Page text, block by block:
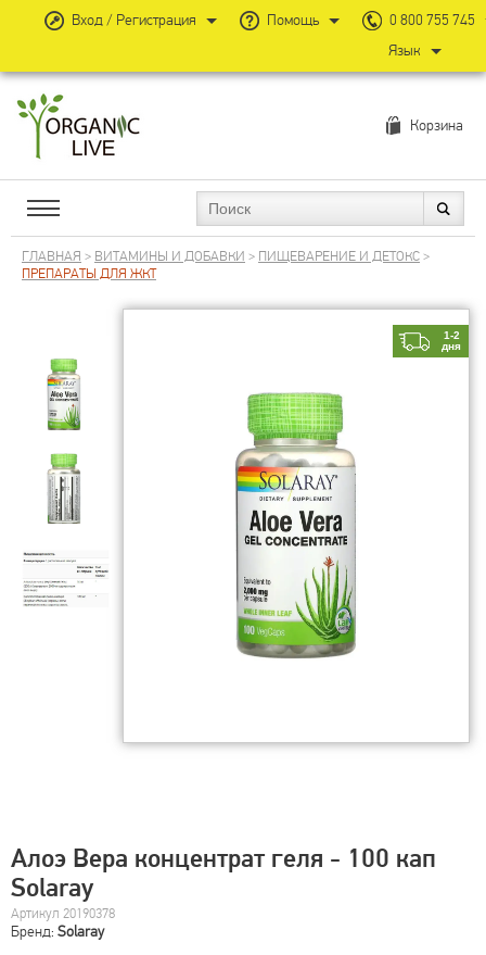
Корзина
ГЛАВНАЯ > ВИТАМИНЫ И ДОБАВКИ > ПИЩЕВАРЕНИЕ И ДЕТОКС>
ПРЕПАРАТЫ ДЛЯ ЖКТ
1-2
дня
Алоэ Вера концентрат геля - 100 кап
Solaray
Артикул 20190378
Бренд: Solaray
Вход / Регистрация Помощь
0 800 755 745
Язык